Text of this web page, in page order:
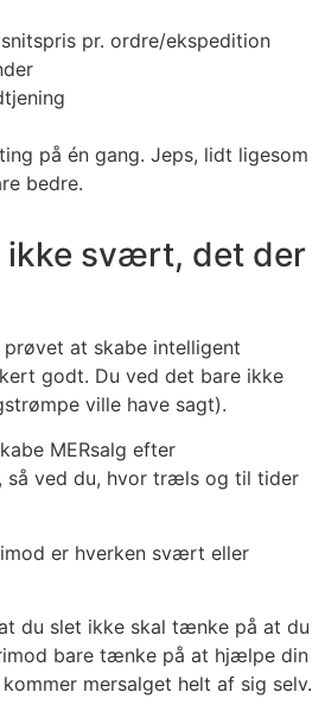
pr. ordre/ekspedition
på én gang. Jeps, lidt ligesom
bedre.
ikke svært, det der
at skabe intelligent
godt. Du ved det bare ikke
ville have sagt).
MERsalg efter
så ved du, hvor træls og til tider
er hverken svært eller
du slet ikke skal tænke på at du
bare tænke på at hjælpe din
mersalget helt af sig selv.